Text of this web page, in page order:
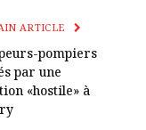
Lien
ARTICLE
pompiers
par une
«hostile» à